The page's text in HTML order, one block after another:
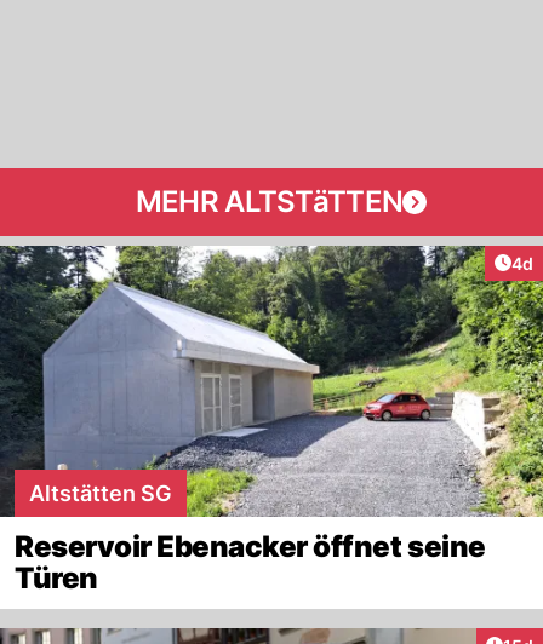
MEHR ALTSTäTTEN
4d
Altstätten SG
Reservoir Ebenacker öffnet seine
Türen